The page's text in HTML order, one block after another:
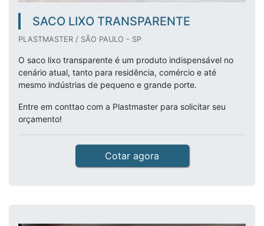
SACO LIXO TRANSPARENTE
PLASTMASTER / SÃO PAULO - SP
O saco lixo transparente é um produto indispensável no
cenário atual, tanto para residência, comércio e até
mesmo indústrias de pequeno e grande porte.
Entre em conttao com a Plastmaster para solicitar seu
orçamento!
Cotar agora